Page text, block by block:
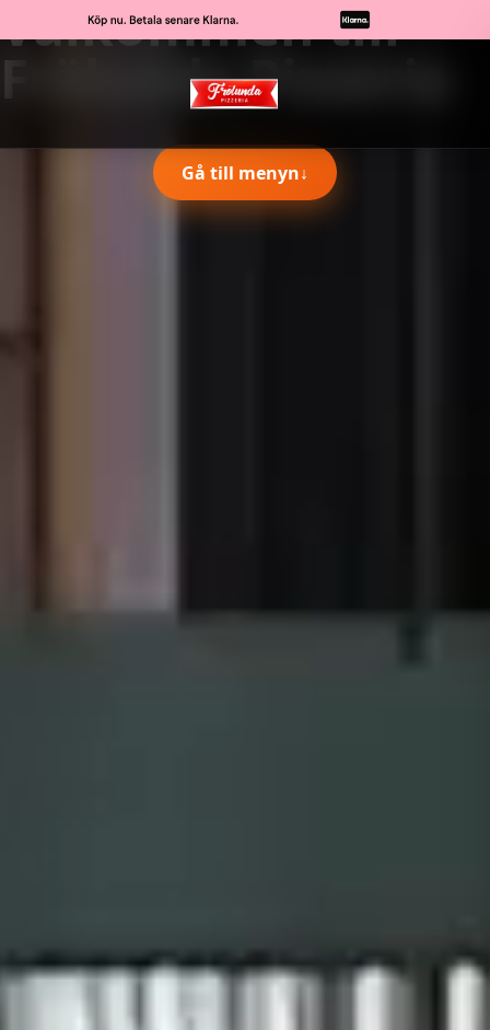
Välkommen till
Frölunda Pizzeria
Gå till menyn↓